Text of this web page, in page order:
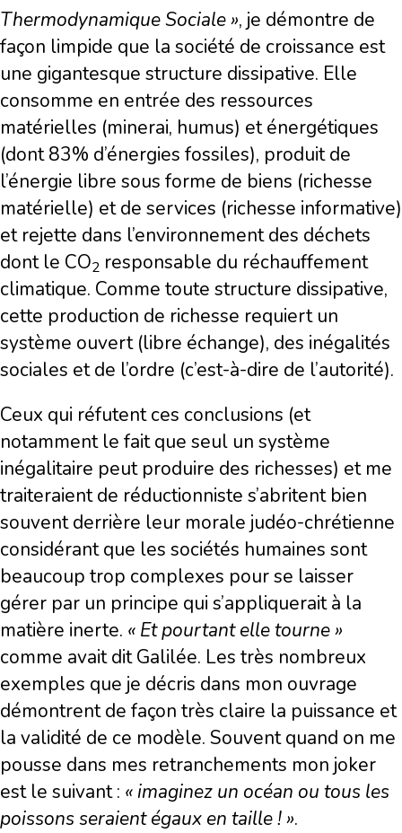
Thermodynamique Sociale », je démontre de
façon limpide que la société de croissance est
une gigantesque structure dissipative. Elle
consomme en entrée des ressources
matérielles (minerai, humus) et énergétiques
(dont 83% d’énergies fossiles), produit de
l’énergie libre sous forme de biens (richesse
matérielle) et de services (richesse informative)
et rejette dans l’environnement des déchets
dont le CO2 responsable du réchauffement
climatique. Comme toute structure dissipative,
cette production de richesse requiert un
système ouvert (libre échange), des inégalités
sociales et de l’ordre (c’est-à-dire de l’autorité).
Ceux qui réfutent ces conclusions (et
notamment le fait que seul un système
inégalitaire peut produire des richesses) et me
traiteraient de réductionniste s’abritent bien
souvent derrière leur morale judéo-chrétienne
considérant que les sociétés humaines sont
beaucoup trop complexes pour se laisser
gérer par un principe qui s’appliquerait à la
matière inerte. « Et pourtant elle tourne »
comme avait dit Galilée. Les très nombreux
exemples que je décris dans mon ouvrage
démontrent de façon très claire la puissance et
la validité de ce modèle. Souvent quand on me
pousse dans mes retranchements mon joker
est le suivant : « imaginez un océan ou tous les
poissons seraient égaux en taille ! ».